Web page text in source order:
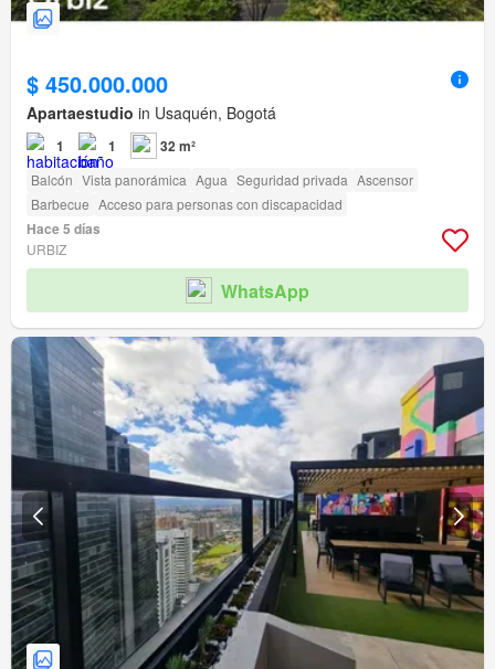
$ 450.000.000
Apartaestudio in Usaquén, Bogotá
1 1 32 m²
Balcón Vista panorámica Agua Seguridad privada Ascensor
Barbecue Acceso para personas con discapacidad
Hace 5 días
URBIZ
WhatsApp